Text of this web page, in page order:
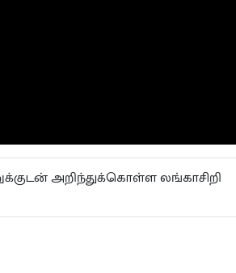
அறிந்துக்கொள்ள லங்காசிறி